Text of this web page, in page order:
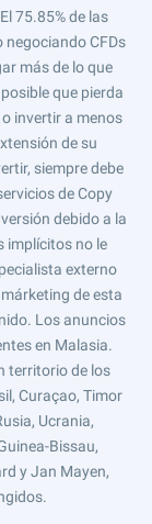
75.85% de las
CFDs
más de lo que
que pierda
invertir a menos
de su
siempre debe
de Copy
debido a la
implícitos no le
externo
de esta
Los anuncios
en Malasia.
territorio de los
Curaçao, Timor
Ucrania,
Bissau,
y Jan Mayen,